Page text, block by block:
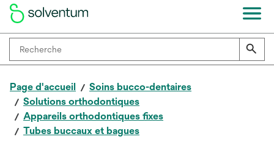
Page d'accueil
Soins bucco-dentaires
Solutions orthodontiques
Appareils orthodontiques fixes
Tubes buccaux et bagues